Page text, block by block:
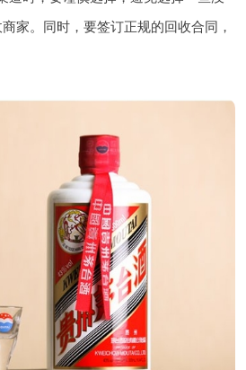
家。同时，要签订正规的回收合同，